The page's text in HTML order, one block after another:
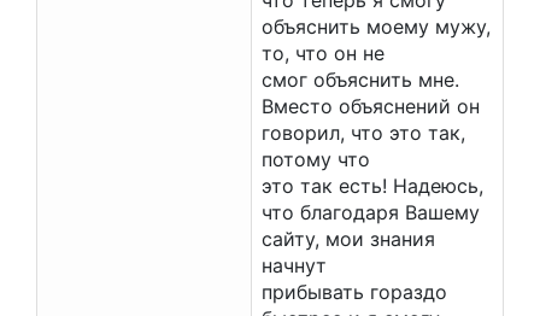
объяснить моему мужу,
то, что он не
смог объяснить мне.
Вместо объяснений он
говорил, что это так,
потому что
это так есть! Надеюсь,
что благодаря Вашему
сайту, мои знания
начнут
прибывать гораздо